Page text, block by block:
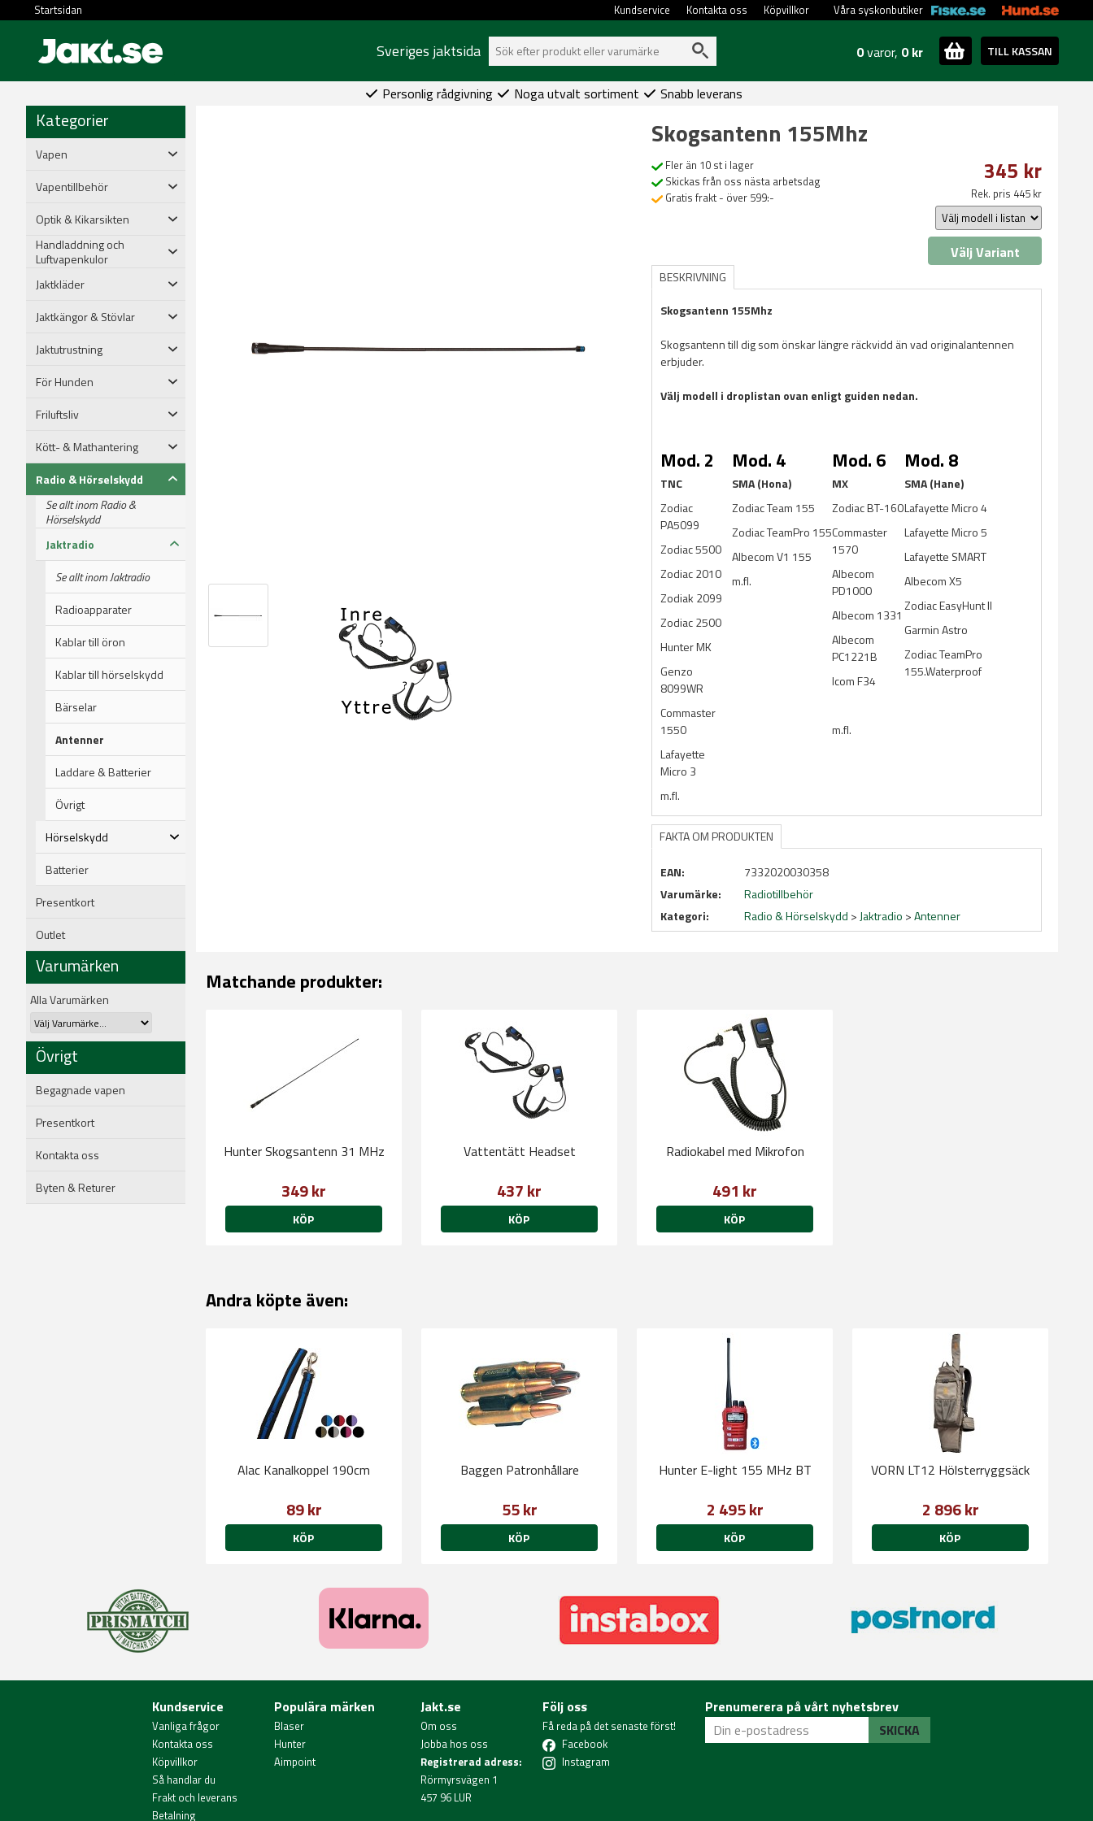
Startsidan Våra syskonbutiker
Köpvillkor
Kontakta oss
Kundservice
Sveriges jaktsida 0varor, 0 kr TILL KASSAN
Personlig rådgivning Noga utvalt sortiment Snabb leverans
Kategorier
Vapen
Vapentillbehör
Optik & Kikarsikten
Handladdning och
Luftvapenkulor
Jaktkläder
Jaktkängor & Stövlar
Jaktutrustning
För Hunden
Friluftsliv
Kött- & Mathantering
Radio & Hörselskydd
Se allt inom Radio &
Hörselskydd
Jaktradio
Se allt inom Jaktradio
Radioapparater
Kablar till öron
Kablar till hörselskydd
Bärselar
Antenner
Laddare & Batterier
Övrigt
Hörselskydd
Batterier
Presentkort
Outlet
Varumärken
Alla Varumärken
Övrigt
Begagnade vapen
Presentkort
Kontakta oss
Byten & Returer
Skogsantenn 155Mhz
Fler än 10 st i lager
Skickas från oss nästa arbetsdag
Gratis frakt - över 599:-
345 kr
Rek. pris 445 kr
Välj Variant
BESKRIVNING
Skogsantenn 155Mhz
Skogsantenn till dig som önskar längre räckvidd än vad originalantennen
erbjuder.
Välj modell i droplistan ovan enligt guiden nedan.
Mod. 2 Mod. 4 Mod. 6 Mod. 8
TNC SMA (Hona) MX
SMA (Hane)
Zodiac
PA5099
Zodiac 5500
Zodiac 2010
Zodiak 2099
Zodiac 2500
Hunter MK
Genzo
8099WR
Commaster
1550
Lafayette
Micro 3
m.fl.
Zodiac Team 155
Zodiac TeamPro 155
Albecom V1 155
m.fl.
Zodiac BT-160
Commaster
1570
Albecom
PD1000
Albecom 1331
Albecom
PC1221B
Icom F34
m.fl.
Lafayette Micro 4
Lafayette Micro 5
Lafayette SMART
Albecom X5
Zodiac EasyHunt II
Garmin Astro
Zodiac TeamPro
155.Waterproof
FAKTA OM PRODUKTEN
EAN:
7332020030358
Varumärke:
Radiotillbehör
Kategori:
Radio & Hörselskydd > Jaktradio >Antenner
Matchande produkter:
Hunter Skogsantenn 31 MHz
349 kr
KÖP
Vattentätt Headset
437 kr
KÖP
Radiokabel med Mikrofon
491 kr
KÖP
Andra köpte även:
Alac Kanalkoppel 190cm
89 kr
KÖP
Baggen Patronhållare
55 kr
KÖP
Hunter E-light 155 MHz BT
2 495 kr
KÖP
VORN LT12 Hölsterryggsäck
2 896 kr
KÖP
Kundservice
Vanliga frågor
Kontakta oss
Köpvillkor
Så handlar du
Frakt och leverans
Betalning
Populära märken
Blaser
Hunter
Aimpoint
Jakt.se
Om oss
Jobba hos oss
Registrerad adress:
Rörmyrsvägen 1
457 96 LUR
Följ oss
Få reda på det senaste först!
Facebook
Instagram
Prenumerera på vårt nyhetsbrev
SKICKA